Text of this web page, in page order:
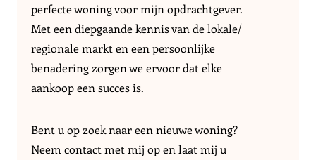
perfecte woning voor mijn opdrachtgever.
Met een diepgaande kennis van de lokale/
regionale markt en een persoonlijke
benadering zorgen we ervoor dat elke
aankoop een succes is.
Bent u op zoek naar een nieuwe woning?
Neem contact met mij op en laat mij u